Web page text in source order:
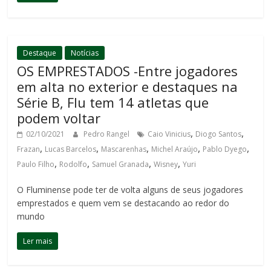
Destaque Notícias
OS EMPRESTADOS -Entre jogadores
em alta no exterior e destaques na
Série B, Flu tem 14 atletas que
podem voltar
02/10/2021 Pedro Rangel Caio Vinicius, Diogo Santos,
Frazan, Lucas Barcelos, Mascarenhas, Michel Araújo, Pablo Dyego,
Paulo Filho, Rodolfo, Samuel Granada,Wisney,Yuri
O Fluminense pode ter de volta alguns de seus jogadores
emprestados e quem vem se destacando ao redor do
mundo
Ler mais